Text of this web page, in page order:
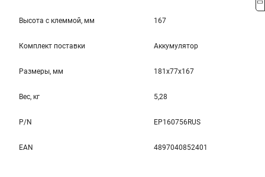
Высота c клеммой, мм 167
Комплект поставки Аккумулятор
Размеры, мм 181x77x167
Вес, кг 5,28
P/N EP160756RUS
EAN 4897040852401